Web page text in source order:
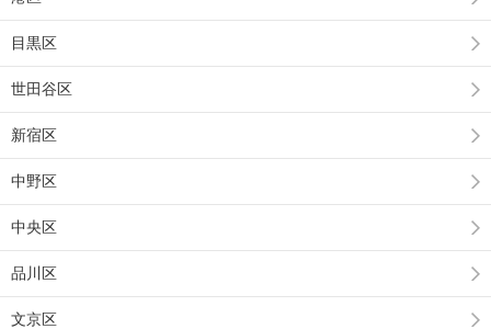
目黒区
世田谷区
新宿区
中野区
中央区
品川区
文京区